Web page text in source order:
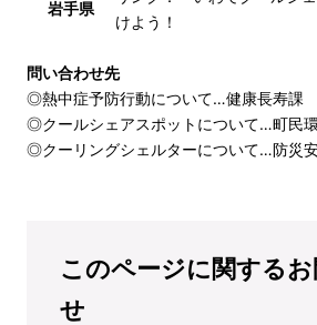
岩手県
けよう！
問い合わせ先
◎熱中症予防行動について…健康長寿課
◎クールシェアスポットについて…町民
◎クーリングシェルターについて…防災
このページに関する
せ